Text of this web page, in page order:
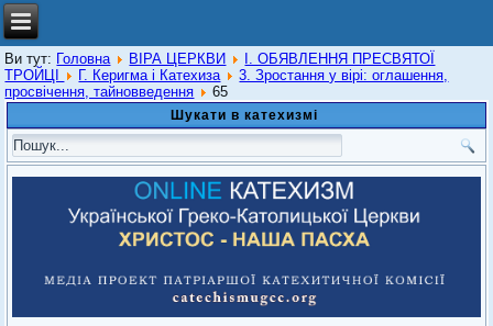
Ви тут: Головна ВІРА ЦЕРКВИ
I. ОБЯВЛЕННЯ ПРЕСВЯТОЇ
ТРОЙЦІ
Г. Керигма і Катехиза
3. Зростання у вірі: оглашення,
просвічення, тайновведення
65
Шукати в катехизмі